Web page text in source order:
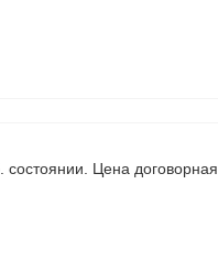
Цена договорная